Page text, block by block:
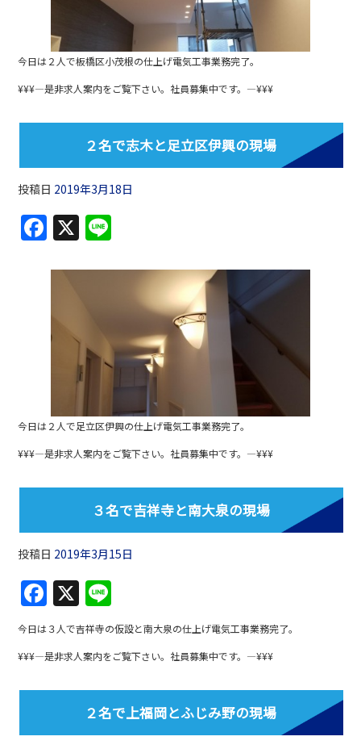
k
今日は２人で板橋区小茂根の仕上げ電気工事業務完了。
¥¥¥—是非求人案内をご覧下さい。社員募集中です。—¥¥¥
２名で志木と足立区伊興の現場
投稿日 2019年3月18日
F
c
b
k
X
e
今日は２人で足立区伊興の仕上げ電気工事業務完了。
¥¥¥—是非求人案内をご覧下さい。社員募集中です。—¥¥¥
３名で吉祥寺と南大泉の現場
投稿日 2019年3月15日
F
a
c
e
b
X
n
e
今日は３人で吉祥寺の仮設と南大泉の仕上げ電気工事業務完了。
¥¥¥—是非求人案内をご覧下さい。社員募集中です。—¥¥¥
２名で上福岡とふじみ野の現場